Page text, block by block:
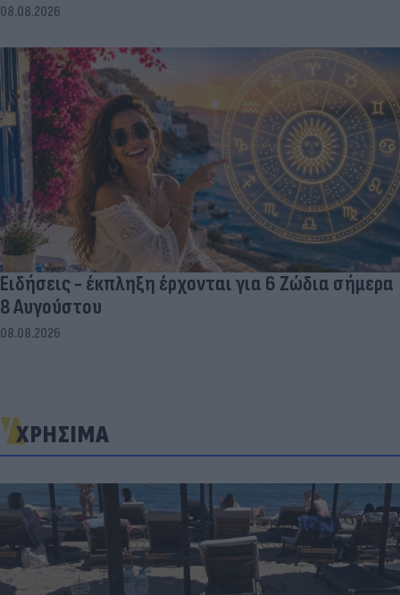
08.08.2026
Ειδήσεις - έκπληξη έρχονται για 6 Ζώδια σήμερα
8 Αυγούστου
08.08.2026
ΧΡΗΣΙΜΑ